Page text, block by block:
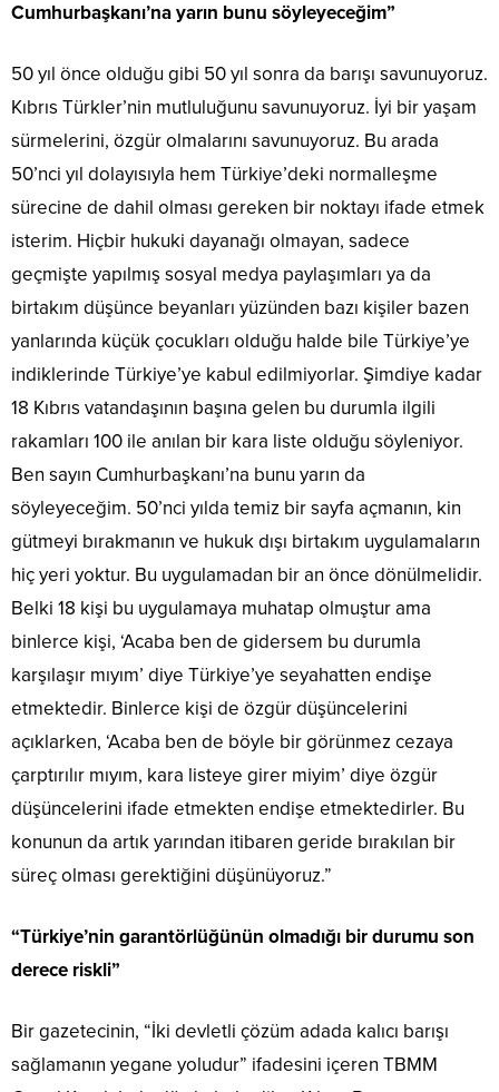
Cumhurbaşkanı’na yarın bunu söyleyeceğim”
50 yıl önce olduğu gibi 50 yıl sonra da barışı savunuyoruz.
Kıbrıs Türkler’nin mutluluğunu savunuyoruz. İyi bir yaşam
sürmelerini, özgür olmalarını savunuyoruz. Bu arada
50’nci yıl dolayısıyla hem Türkiye’deki normalleşme
sürecine de dahil olması gereken bir noktayı ifade etmek
isterim. Hiçbir hukuki dayanağı olmayan, sadece
geçmişte yapılmış sosyal medya paylaşımları ya da
birtakım düşünce beyanları yüzünden bazı kişiler bazen
yanlarında küçük çocukları olduğu halde bile Türkiye’ye
indiklerinde Türkiye’ye kabul edilmiyorlar. Şimdiye kadar
18 Kıbrıs vatandaşının başına gelen bu durumla ilgili
rakamları 100 ile anılan bir kara liste olduğu söyleniyor.
Ben sayın Cumhurbaşkanı’na bunu yarın da
söyleyeceğim. 50’nci yılda temiz bir sayfa açmanın, kin
gütmeyi bırakmanın ve hukuk dışı birtakım uygulamaların
hiç yeri yoktur. Bu uygulamadan bir an önce dönülmelidir.
Belki 18 kişi bu uygulamaya muhatap olmuştur ama
binlerce kişi, ‘Acaba ben de gidersem bu durumla
karşılaşır mıyım’ diye Türkiye’ye seyahatten endişe
etmektedir. Binlerce kişi de özgür düşüncelerini
açıklarken, ‘Acaba ben de böyle bir görünmez cezaya
çarptırılır mıyım, kara listeye girer miyim’ diye özgür
düşüncelerini ifade etmekten endişe etmektedirler. Bu
konunun da artık yarından itibaren geride bırakılan bir
süreç olması gerektiğini düşünüyoruz.”
“Türkiye’nin garantörlüğünün olmadığı bir durumu son
derece riskli”
Bir gazetecinin, “İki devletli çözüm adada kalıcı barışı
sağlamanın yegane yoludur” ifadesini içeren TBMM